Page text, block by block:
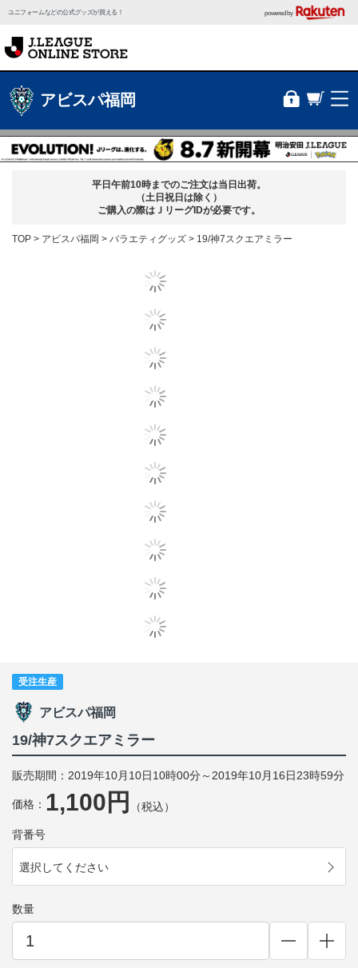
ユニフォームなどの公式グッズが買える！ powered by
アビスパ福岡
平日午前10時までのご注文は当日出荷。
（土日祝日は除く）
ご購入の際はＪリーグIDが必要です。
TOP アビスパ福岡 バラエティグッズ 19/神7スクエアミラー
受注生産
アビスパ福岡
19/神7スクエアミラー
販売期間：2019年10月10日10時00分～2019年10月16日23時59分
価格： 1,100円 （税込）
背番号
選択してください
数量